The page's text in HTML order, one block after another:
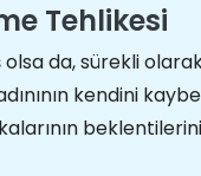
Tehlikesi
da, sürekli
kendini